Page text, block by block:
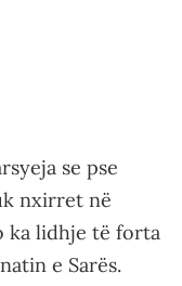
se pse
nxirret në
ka lidhje të forta
e Sarës.